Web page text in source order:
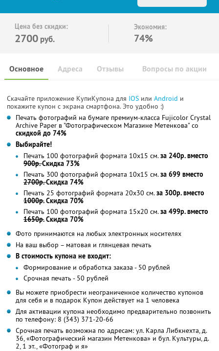
Цена без скидки:
2700 руб.
Экономия:
74%
Основное Отзывы Вопросы по акции
Адреса
Скачайте приложение КупиКупона для IOS или Android и
покажите купон с экрана смартфона. Это удобно :)
Печать фотографий на бумаге премиум-класса Fujicolor Crystal
Archive Paper в "Фотографическом Магазине Метенкова" со
скидкой до 74%
Выбирайте!
Печать 100 фотографий формата 10x15 см.за 240р. вместо
900р.Скидка 73%
Печать 300 фотографий формата 10x15 см.за 699 вместо
2700р.Скидка 74%
Печать 25 фотографий формата 20x30 см.за 300р. вместо
1000р.Скидка 70%
Печать 100 фотографий формата 15x20 см.за 499р. вместо
1650р.Скидка 70%
Фото принимаются на любых электронных носителях
На ваш выбор – матовая и глянцевая печать
В стоимость купона не входит:
Формирование и обработка заказа - 50 рублей
Срочная печать - 50 рублей
Вы можете приобрести неограниченное количество купонов
для себя и в подарок Купон действует на 1 человека
Для активации купона необходимо предварительно позвонить
по телефону: 8 (343) 371-20-66
Срочная печать возможна по адресам: ул. Карла Либкнехта, д.
36, «Фотографический магазин Метенкова» и бул. Культуры, д.
2, 1 эт., «Фотограф и я»